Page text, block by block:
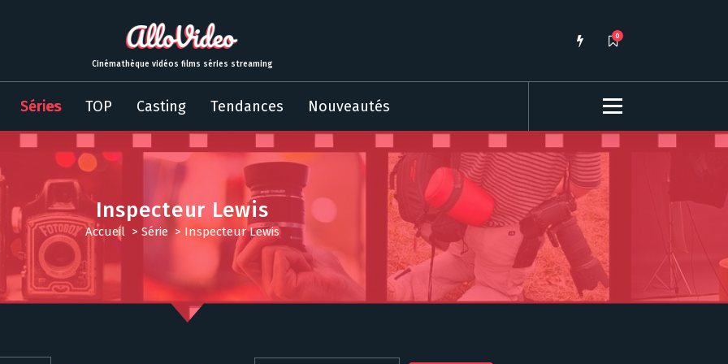
Cinémathèque vidéos films séries streaming
0
Séries TOP Casting Tendances Nouveautés
Inspecteur Lewis
Accueil > Série > Inspecteur Lewis